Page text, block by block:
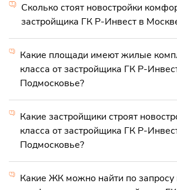
Сколько стоят новостройки
застройщика ГК Р-Инвест в
Какие площади имеют жилые
класса от застройщика ГК Р-
Подмосковье?
Какие застройщики строят
класса от застройщика ГК Р-
Подмосковье?
Какие ЖК можно найти по запросу